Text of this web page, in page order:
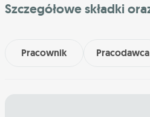
Szczegółowe składki
Pracownik Pracodawca